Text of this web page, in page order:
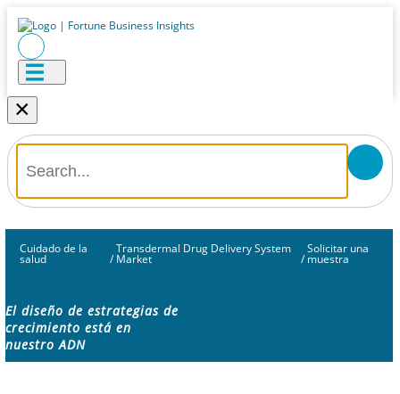
×
Cuidado de la
salud /
Transdermal Drug Delivery System
Market /
Solicitar una
muestra
El diseño de estrategias de
crecimiento está en
nuestro ADN